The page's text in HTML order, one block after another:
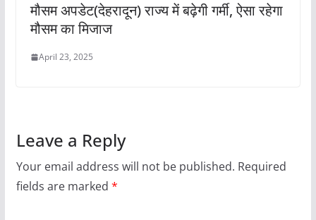
मौसम अपडेट(देहरादून) राज्य में बढ़ेगी गर्मी, ऐसा रहेगा
मौसम का मिजाज
April 23, 2025
Leave a Reply
Your email address will not be published. Required
fields are marked *